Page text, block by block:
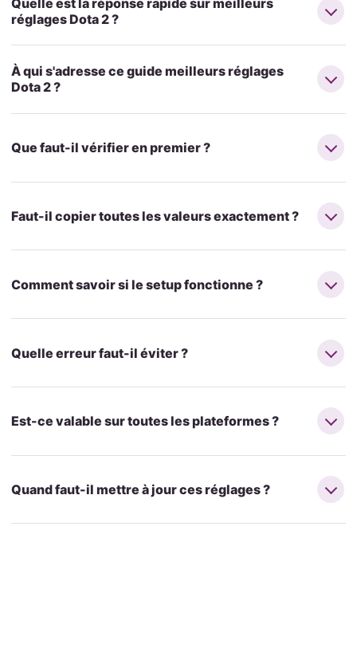
réglages Dota 2 ?
À qui s'adresse ce guide meilleurs réglages
Dota 2 ?
Que faut-il vérifier en premier ?
Faut-il copier toutes les valeurs exactement ?
Comment savoir si le setup fonctionne ?
Quelle erreur faut-il éviter ?
Est-ce valable sur toutes les plateformes ?
Quand faut-il mettre à jour ces réglages ?